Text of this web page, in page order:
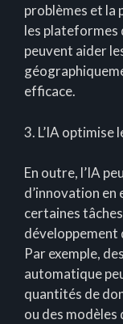
problèmes et la
les plateformes
peuvent aider
efficace.
3. L’IA optimise
En outre, l’IA
d’innovation
certaines
développement
Par exemple,
automatique
quantités de
ou des